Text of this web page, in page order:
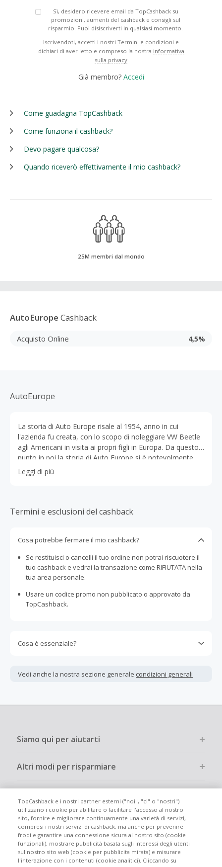
Sì, desidero ricevere email da TopCashback su
promozioni, aumenti del cashback e consigli sul
risparmio. Puoi disiscriverti in qualsiasi momento.
Iscrivendoti, accetti i nostri Termini e condizioni e
dichiari di aver letto e compreso la nostra informativa
sulla privacy
Già membro? Accedi
Come guadagna TopCashback
Come funziona il cashback?
Devo pagare qualcosa?
Quando riceverò effettivamente il mio cashback?
25M membri dal mondo
AutoEurope Cashback
Acquisto Online 4,5%
AutoEurope
La storia di Auto Europe risale al 1954, anno in cui
l'azienda fu creata, con lo scopo di noleggiare VW Beetle
agli Americani in visita ai propri figli in Europa. Da questo
punto in poi la storia di Auto Europe si è notevolmente
evoluta. Al fine di garantire un servizio di qualità Auto
Europe collabora oggi sia con i più importanti noleggiatori
priorità il cliente e un servizio di qualità. La loro
specialisti del noleggio disponibile, per offrire la miglior
prenotazione. L'obiettivo di Auto Europe non è solo
quello di garantire il miglior prezzo ai suoi clienti, bensì
anche il miglior servizio possibile. In qualità di compagnia
leader nel campo dell'autonoleggio, Auto Europe è attiva
in più di 24.000 sedi in tutto il mondo. E, poiché il loro
Leggi di più
Termini e esclusioni del cashback
Cosa potrebbe fermare il mio cashback?
Se restituisci o cancelli il tuo ordine non potrai riscuotere il
tuo cashback e vedrai la transazione come RIFIUTATA nella
tua area personale.
Usare un codice promo non pubblicato o approvato da
TopCashback.
Cosa è essenziale?
interamente online.
dall'acquisto. Pertanto, se noti che il tuo cashback è
Vedi anche la nostra sezione generale condizioni generali
Siamo qui per aiutarti
Altri modi per risparmiare
Partecipa
Info legali
TopCashback e i nostri partner esterni ("noi", "ci" o "nostri")
utilizzano i cookie per abilitare o facilitare l'accesso al nostro
sito, fornire e migliorare continuamente una varietà di servizi,
compresi i nostri servizi di cashback, ma anche per prevenire
frodi e garantire una connessione sicura al nostro sito (cookie
funzionali), mostrare pubblicità basata sugli interessi degli utenti
sul nostro sito web (cookie per pubblicita mirata) e misurare
l'interazione con i contenuti (cookie analitici). Cliccando su